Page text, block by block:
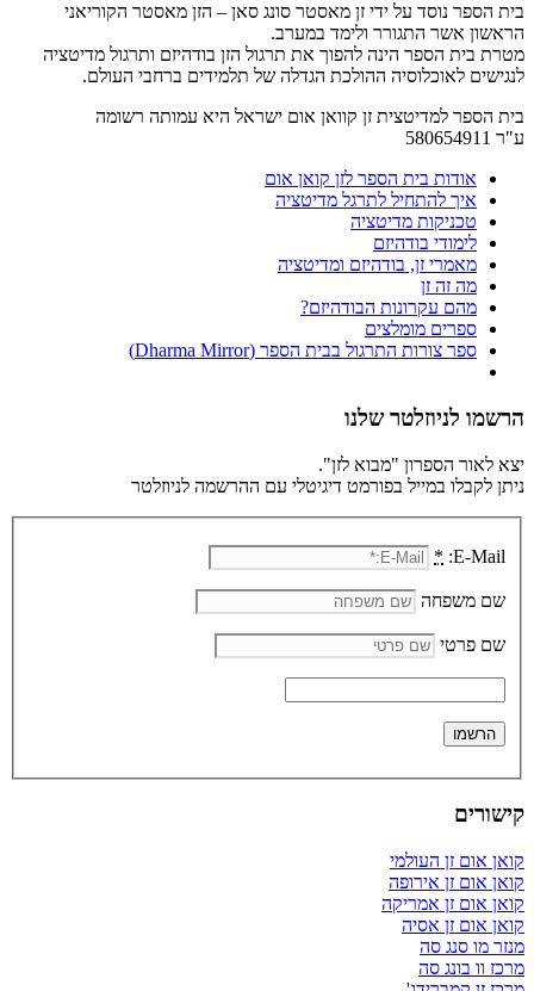
בית הספר נוסד על ידי זן מאסטר סונג סאן – הזן מאסטר הקוריאני
הראשון אשר התגורר ולימד במערב.
מטרת בית הספר הינה להפוך את תרגול הזן בודהיזם ותרגול מדיטציה
לנגישים לאוכלוסיה ההולכת הגדלה של תלמידים ברחבי העולם.
בית הספר למדיטצית זן קוואן אום ישראל היא עמותה רשומה
ע"ר 580654911
אודות בית הספר לזן קואן אום
איך להתחיל לתרגל מדיטציה
טכניקות מדיטציה
לימודי בודהיזם
מאמרי זן, בודהיזם ומדיטציה
מה זה זן
מהם עקרונות הבודהיזם?
ספרים מומלצים
ספר צורות התרגול בבית הספר (Dharma Mirror)
הרשמו לניוזלטר שלנו
יצא לאור הספרון "מבוא לזן".
ניתן לקבלו במייל בפורמט דיגיטלי עם ההרשמה לניוזלטר
E-Mail:
*
שם משפחה
שם פרטי
קישורים
קואן אום זן העולמי
קואן אום זן אירופה
קואן אום זן אמריקה
קואן אום זן אסיה
מנזר מו סנג סה
מרכז וו בונג סה